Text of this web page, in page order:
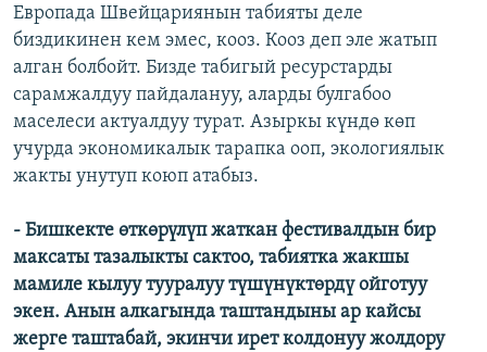
Европада Швейцариянын табияты деле
биздикинен кем эмес, кооз. Кооз деп эле жатып
алган болбойт. Бизде табигый ресурстарды
сарамжалдуу пайдалануу, аларды булгабоо
маселеси актуалдуу турат. Азыркы күндө көп
учурда экономикалык тарапка ооп, экологиялык
жакты унутуп коюп атабыз.
- Бишкекте өткөрүлүп жаткан фестивалдын бир
максаты тазалыкты сактоо, табиятка жакшы
мамиле кылуу тууралуу түшүнүктөрдү ойготуу
экен. Анын алкагында таштандыны ар кайсы
жерге таштабай, экинчи ирет колдонуу жолдору